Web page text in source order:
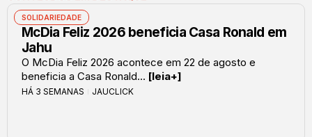
SOLIDARIEDADE
McDia Feliz 2026 beneficia Casa Ronald em
Jahu
O McDia Feliz 2026 acontece em 22 de agosto e
beneficia a Casa Ronald... [leia+]
HÁ 3 SEMANAS JAUCLICK